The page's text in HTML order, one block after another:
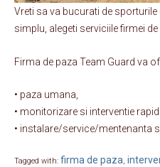
Vreti sa va bucurati de
simplu, alegeti serviciile firmei
Firma de paza Team Guard va
• paza umana,
• monitorizare si interventie
• instalare/service/mentenanta
Tagged with: firma de paza,